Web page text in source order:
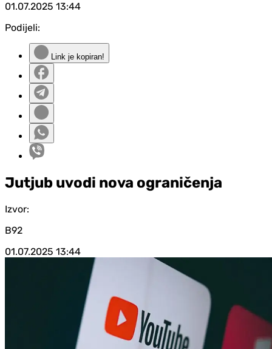
01.07.2025 13:44
Podijeli:
Link je kopiran!
Jutjub uvodi nova ograničenja
Izvor:
B92
01.07.2025 13:44